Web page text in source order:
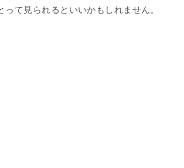
って見られるといいかもしれません。